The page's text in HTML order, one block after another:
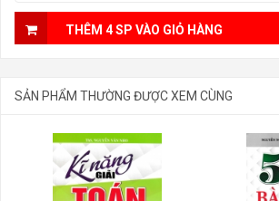
THÊM 4 SP VÀO GIỎ HÀNG
SẢN PHẨM THƯỜNG ĐƯỢC XEM CÙNG